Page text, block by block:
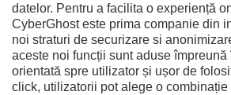
datelor. Pentru a facilita o experiență
CyberGhost este prima companie din
noi straturi de securizare si
aceste noi funcții sunt aduse împreună
orientată spre utilizator și ușor de
click, utilizatorii pot alege o combinație